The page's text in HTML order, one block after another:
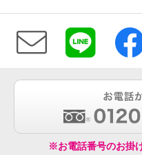
※お電話番号のお掛